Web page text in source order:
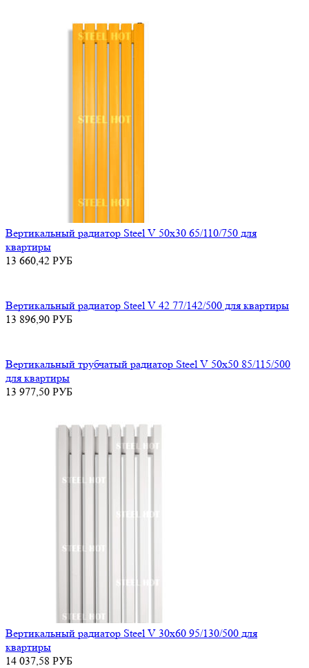
Вертикальный радиатор Steel V 50х30 65/110/750 для
квартиры
13 660,42 РУБ
Вертикальный радиатор Steel V 42 77/142/500 для квартиры
13 896,90 РУБ
Вертикальный трубчатый радиатор Steel V 50х50 85/115/500
для квартиры
13 977,50 РУБ
Вертикальный радиатор Steel V 30х60 95/130/500 для
квартиры
14 037,58 РУБ